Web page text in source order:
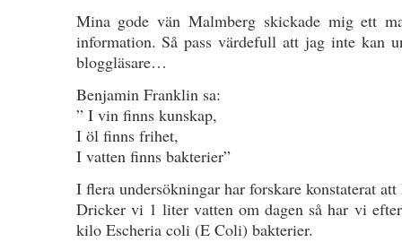
Mina gode vän Malmberg skickade mig ett
information. Så pass värdefull att jag inte kan
bloggläsare…
Benjamin Franklin sa:
” I vin finns kunskap,
I öl finns frihet,
I vatten finns bakterier”
I flera undersökningar har forskare konstaterat
Dricker vi 1 liter vatten om dagen så har vi
kilo Escheria coli (E Coli) bakterier.